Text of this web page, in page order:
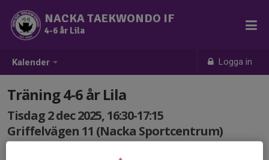
Kalender Logga in
NACKA TAEKWONDO IF
4-6 år Lila
Träning 4-6 år Lila
Tisdag 2 dec 2025, 16:30-17:15
Griffelvägen 11 (Nacka Sportcentrum)